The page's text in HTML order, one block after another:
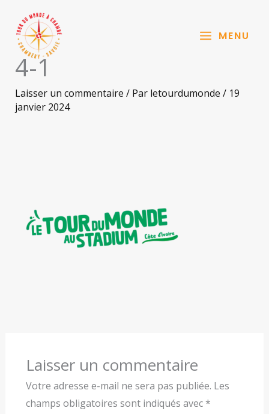
contenu
MENU
4-1
Laisser un commentaire / Par letourdumonde / 19
janvier 2024
Laisser un commentaire
Votre adresse e-mail ne sera pas publiée. Les
champs obligatoires sont indiqués avec *